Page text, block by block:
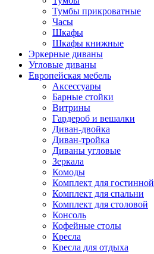
Тумбы прикроватные
Часы
Шкафы
Шкафы книжные
Эркерные диваны
Угловые диваны
Европейская мебель
Аксессуары
Барные стойки
Витрины
Гардероб и вешалки
Диван-двойка
Диван-тройка
Диваны угловые
Зеркала
Комоды
Комплект для гостинной
Комплект для спальни
Комплект для столовой
Консоль
Кофейные столы
Кресла
Кресла для отдыха